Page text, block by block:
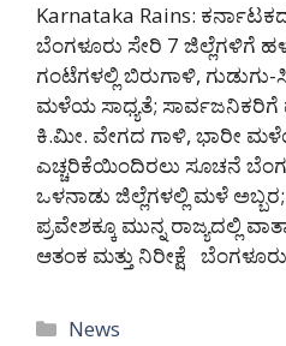
Karnataka Rains:
ಬೆಂಗಳೂರು ಸೇರಿ 7 ಜಿಲ್ಲೆಗಳಿಗೆ
ಗಂಟೆಗಳಲ್ಲಿ ಬಿರುಗಾಳಿ,
ಮಳೆಯ ಸಾಧ್ಯತೆ; ಸಾರ್ವಜನಿಕರಿಗೆ
ಕಿ.ಮೀ. ವೇಗದ ಗಾಳಿ, ಭಾರೀ
ಎಚ್ಚರಿಕೆಯಿಂದಿರಲು ಸೂಚನೆ
ಒಳನಾಡು ಜಿಲ್ಲೆಗಳಲ್ಲಿ ಮಳೆ
ಪ್ರವೇಶಕ್ಕೂ ಮುನ್ನ ರಾಜ್ಯದಲ್ಲಿ
ಆತಂಕ ಮತ್ತು ನಿರೀಕ್ಷೆ
Categories
News